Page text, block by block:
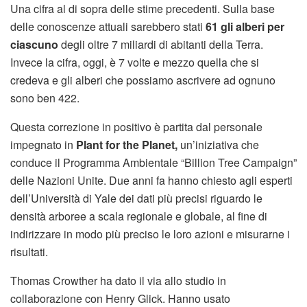
Una cifra al di sopra delle stime precedenti. Sulla base
delle conoscenze attuali sarebbero stati 61 gli alberi per
ciascuno degli oltre 7 miliardi di abitanti della Terra.
Invece la cifra, oggi, è 7 volte e mezzo quella che si
credeva e gli alberi che possiamo ascrivere ad ognuno
sono ben 422.
Questa correzione in positivo è partita dal personale
impegnato in Plant for the Planet, un’iniziativa che
conduce il Programma Ambientale “Billion Tree Campaign”
delle Nazioni Unite. Due anni fa hanno chiesto agli esperti
dell’Università di Yale dei dati più precisi riguardo le
densità arboree a scala regionale e globale, al fine di
indirizzare in modo più preciso le loro azioni e misurarne i
risultati.
Thomas Crowther ha dato il via allo studio in
collaborazione con Henry Glick. Hanno usato